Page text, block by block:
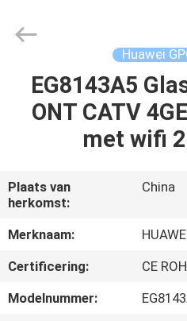
HUIS
PRODUCTEN
ONGEVEER
ONS
FABRIEKSREIS
LIMITED.
Huawei
EG8143A5
ONT CATV
met wifi
Plaats van
herkomst:
China
Merknaam:
Certificering:
CE
Modelnummer: